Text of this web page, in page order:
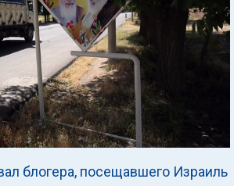
блогера, посещавшего Израиль